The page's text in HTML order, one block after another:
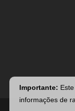
Importante:
informações de